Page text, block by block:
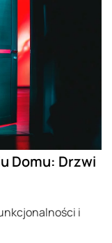
Domu: Drzwi
i